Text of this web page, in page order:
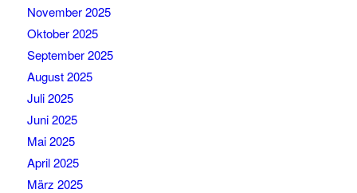
November 2025
Oktober 2025
September 2025
August 2025
Juli 2025
Juni 2025
Mai 2025
April 2025
März 2025